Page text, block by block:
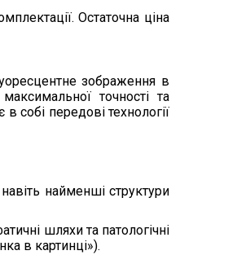
з тримачем для
програмовані
Остаточна ціна
зображення в
точності та
собі передові технології
найменші структури
шляхи та патологічні
в картинці»).